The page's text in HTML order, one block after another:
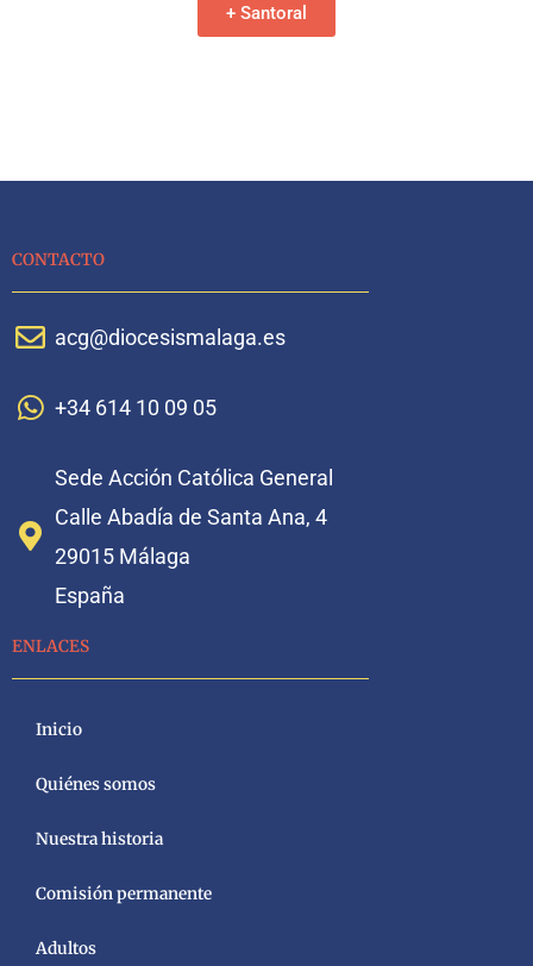
+ Santoral
CONTACTO
acg@diocesismalaga.es
+34 614 10 09 05
Sede Acción Católica General
Calle Abadía de Santa Ana, 4
29015 Málaga
España
ENLACES
Inicio
Quiénes somos
Nuestra historia
Comisión permanente
Adultos